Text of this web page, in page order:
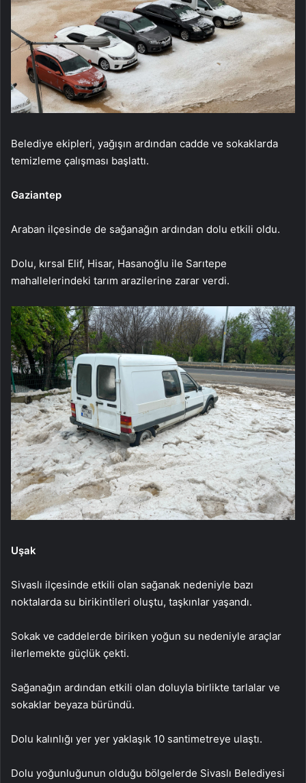
Belediye ekipleri, yağışın ardından cadde ve sokaklarda
temizleme çalışması başlattı.
Gaziantep
Araban ilçesinde de sağanağın ardından dolu etkili oldu.
Dolu, kırsal Elif, Hisar, Hasanoğlu ile Sarıtepe
mahallelerindeki tarım arazilerine zarar verdi.
Uşak
Sivaslı ilçesinde etkili olan sağanak nedeniyle bazı
noktalarda su birikintileri oluştu, taşkınlar yaşandı.
Sokak ve caddelerde biriken yoğun su nedeniyle araçlar
ilerlemekte güçlük çekti.
Sağanağın ardından etkili olan doluyla birlikte tarlalar ve
sokaklar beyaza büründü.
Dolu kalınlığı yer yer yaklaşık 10 santimetreye ulaştı.
Dolu yoğunluğunun olduğu bölgelerde Sivaslı Belediyesi